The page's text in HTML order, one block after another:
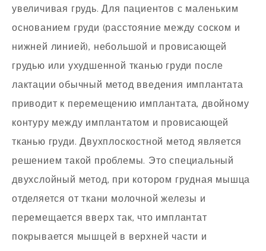
увеличивая грудь. Для пациентов с маленьким
основанием груди (расстояние между соском и
нижней линией), небольшой и провисающей
грудью или ухудшенной тканью груди после
лактации обычный метод введения имплантата
приводит к перемещению имплантата, двойному
контуру между имплантатом и провисающей
тканью груди. Двухплоскостной метод является
решением такой проблемы. Это специальный
двухслойный метод, при котором грудная мышца
отделяется от ткани молочной железы и
перемещается вверх так, что имплантат
покрывается мышцей в верхней части и